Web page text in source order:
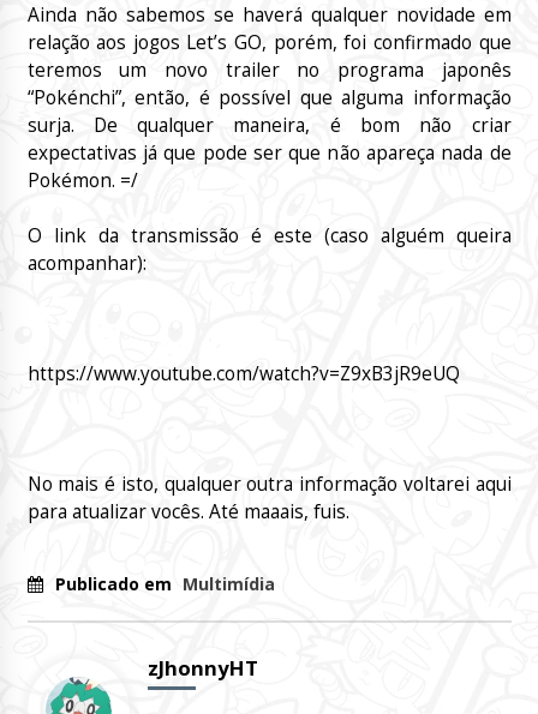
Ainda não sabemos se haverá qualquer novidade em
relação aos jogos Let’s GO, porém, foi confirmado que
teremos um novo trailer no programa japonês
“Pokénchi”, então, é possível que alguma informação
surja. De qualquer maneira, é bom não criar
expectativas já que pode ser que não apareça nada de
Pokémon. =/
O link da transmissão é este (caso alguém queira
acompanhar):
https://www.youtube.com/watch?v=Z9xB3jR9eUQ
No mais é isto, qualquer outra informação voltarei aqui
para atualizar vocês. Até maaais, fuis.
Publicado em Multimídia
zJhonnyHT